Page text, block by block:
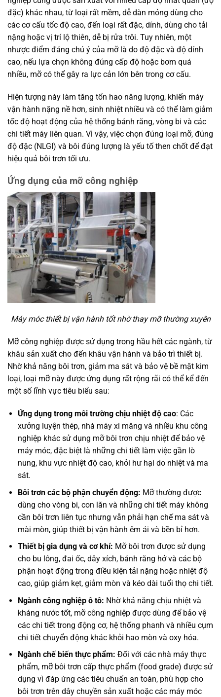
đặc) khác nhau, từ loại rất mềm, dễ dàn mỏng dùng cho
các cơ cấu tốc độ cao, đến loại rất đặc, dính, dùng cho tải
nặng hoặc vị trí lộ thiên, dễ bị rửa trôi. Tuy nhiên, một
nhược điểm đáng chú ý của mỡ là do độ đặc và độ dính
cao, nếu lựa chọn không đúng cấp độ hoặc bơm quá
nhiều, mỡ có thể gây ra lực cản lớn bên trong cơ cấu.
Hiện tượng này làm tăng tổn hao năng lượng, khiến máy
vận hành nặng nề hơn, sinh nhiệt nhiều và có thể làm giảm
tốc độ hoạt động của hệ thống bánh răng, vòng bi và các
chi tiết máy liên quan. Vì vậy, việc chọn đúng loại mỡ, đúng
độ đặc (NLGI) và bôi đúng lượng là yếu tố then chốt để đạt
hiệu quả bôi trơn tối ưu.
Ứng dụng của mỡ công nghiệp
Máy móc thiết bị vận hành tốt nhờ thay mỡ thường xuyên
Mỡ công nghiệp được sử dụng trong hầu hết các ngành, từ
khâu sản xuất cho đến khâu vận hành và bảo trì thiết bị.
Nhờ khả năng bôi trơn, giảm ma sát và bảo vệ bề mặt kim
loại, loại mỡ này được ứng dụng rất rộng rãi có thể kể đến
một số lĩnh vực tiêu biểu sau:
Ứng dụng trong môi trường chịu nhiệt độ cao: Các
xưởng luyện thép, nhà máy xi măng và nhiều khu công
nghiệp khác sử dụng mỡ bôi trơn chịu nhiệt để bảo vệ
máy móc, đặc biệt là những chi tiết làm việc gần lò
nung, khu vực nhiệt độ cao, khỏi hư hại do nhiệt và ma
sát.
Bôi trơn các bộ phận chuyển động: Mỡ thường được
dùng cho vòng bi, con lăn và những chi tiết máy không
cần bôi trơn liên tục nhưng vẫn phải hạn chế ma sát và
mài mòn, giúp thiết bị vận hành êm ái và bền bỉ hơn.
Thiết bị gia dụng và cơ khí: Mỡ bôi trơn được sử dụng
cho bu lông, đai ốc, dây xích, bánh răng hở và các bộ
phận hoạt động trong điều kiện tải nặng hoặc nhiệt độ
cao, giúp giảm kẹt, giảm mòn và kéo dài tuổi thọ chi tiết.
Ngành công nghiệp ô tô: Nhờ khả năng chịu nhiệt và
kháng nước tốt, mỡ công nghiệp được dùng để bảo vệ
các chi tiết trong động cơ, hệ thống phanh và nhiều cụm
chi tiết chuyển động khác khỏi hao mòn và oxy hóa.
Ngành chế biến thực phẩm: Đối với các nhà máy thực
phẩm, mỡ bôi trơn cấp thực phẩm (food grade) được sử
dụng vì đáp ứng các tiêu chuẩn an toàn, phù hợp cho
bôi trơn trên dây chuyền sản xuất hoặc các máy móc